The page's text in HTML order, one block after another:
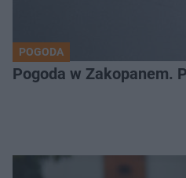
POGODA
Pogoda w Zakopanem.